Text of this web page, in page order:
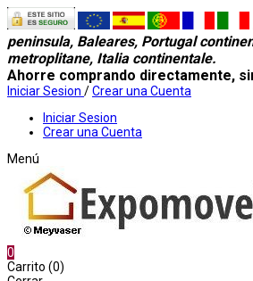
peninsula, Baleares, Portugal
metroplitane, Italia continentale.
Ahorre comprando directamente,
Iniciar Sesion /Crear una Cuenta
Iniciar Sesion
Crear una Cuenta
Menú
0
Carrito (0)